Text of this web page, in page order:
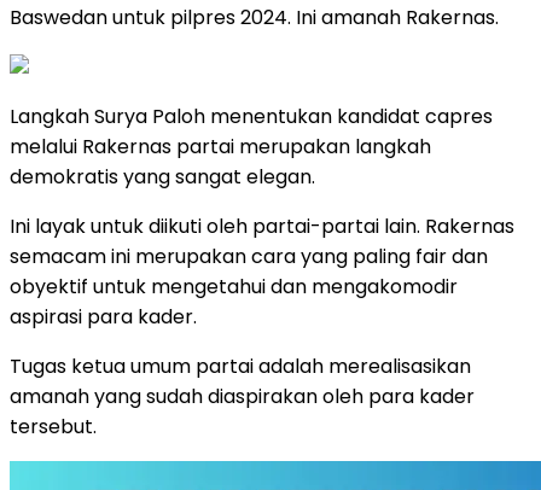
Baswedan untuk pilpres 2024. Ini amanah Rakernas.
Langkah Surya Paloh menentukan kandidat capres
melalui Rakernas partai merupakan langkah
demokratis yang sangat elegan.
Ini layak untuk diikuti oleh partai-partai lain. Rakernas
semacam ini merupakan cara yang paling fair dan
obyektif untuk mengetahui dan mengakomodir
aspirasi para kader.
Tugas ketua umum partai adalah merealisasikan
amanah yang sudah diaspirakan oleh para kader
tersebut.